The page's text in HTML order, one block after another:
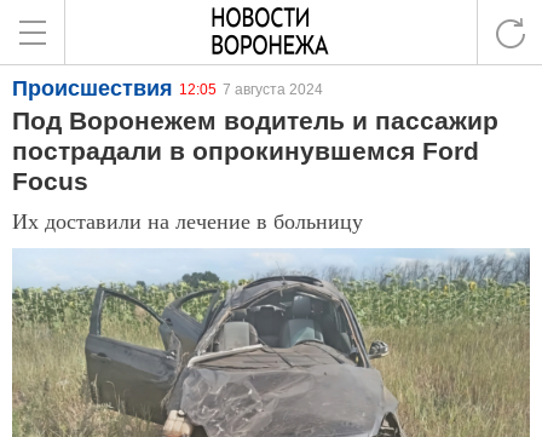
Происшествия 12:05 7 августа 2024
Под Воронежем водитель и пассажир
пострадали в опрокинувшемся Ford
Focus
Их доставили на лечение в больницу